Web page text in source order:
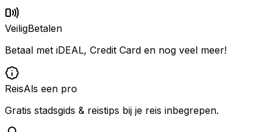
VeiligBetalen
Betaal met iDEAL, Credit Card en nog veel meer!
ReisAls een pro
Gratis stadsgids & reistips bij je reis inbegrepen.